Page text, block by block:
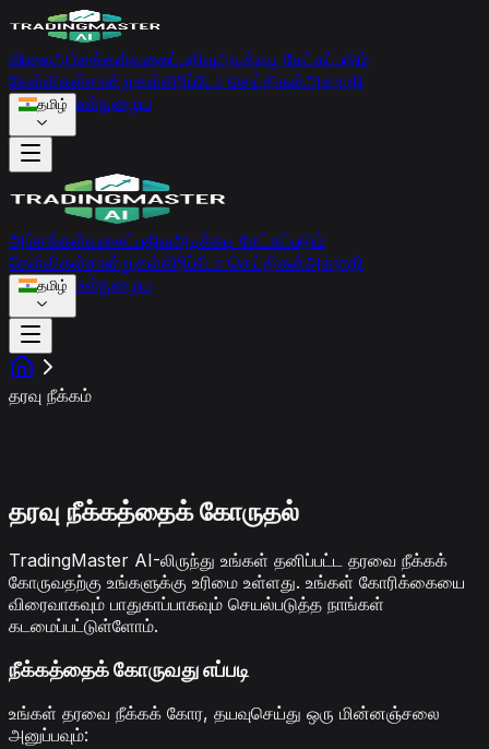
விலைஅம்சங்கள்வலைப்பதிவுஅடிக்கடி கேட்கப்படும்
கேள்விகள்சான்றுகள்கிரிப்டோ செய்திகள்அகராதி
தமிழ் உள்நுழைய
அம்சங்கள்வலைப்பதிவுஅடிக்கடி கேட்கப்படும்
கேள்விகள்சான்றுகள்கிரிப்டோ செய்திகள்அகராதி
தமிழ் உள்நுழைய
தரவு நீக்கம்
தரவு நீக்கத்தைக் கோருதல்
TradingMaster AI-லிருந்து உங்கள் தனிப்பட்ட தரவை நீக்கக்
கோருவதற்கு உங்களுக்கு உரிமை உள்ளது. உங்கள் கோரிக்கையை
விரைவாகவும் பாதுகாப்பாகவும் செயல்படுத்த நாங்கள்
கடமைப்பட்டுள்ளோம்.
நீக்கத்தைக் கோருவது எப்படி
உங்கள் தரவை நீக்கக் கோர, தயவுசெய்து ஒரு மின்னஞ்சலை
அனுப்பவும்: